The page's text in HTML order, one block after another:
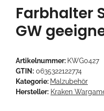
Farbhalter
GW
Artikelnummer: KWG0427
GTIN: 0635322122774
Kategorie: Malzubehör
Hersteller: Kraken